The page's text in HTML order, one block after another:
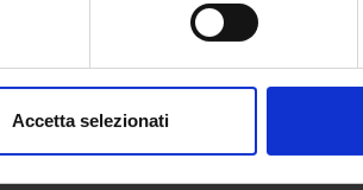
dalla Dichiarazione sui cookie.
Accetta selezionati